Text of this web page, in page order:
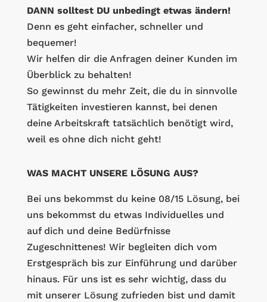
DANN solltest DU unbedingt etwas ändern!
Denn es geht einfacher, schneller und
bequemer!
Wir helfen dir die Anfragen deiner Kunden im
Überblick zu behalten!
So gewinnst du mehr Zeit, die du in sinnvolle
Tätigkeiten investieren kannst, bei denen
deine Arbeitskraft tatsächlich benötigt wird,
weil es ohne dich nicht geht!
WAS MACHT UNSERE LÖSUNG AUS?
Bei uns bekommst du keine 08/15 Lösung, bei
uns bekommst du etwas Individuelles und
auf dich und deine Bedürfnisse
Zugeschnittenes! Wir begleiten dich vom
Erstgespräch bis zur Einführung und darüber
hinaus. Für uns ist es sehr wichtig, dass du
mit unserer Lösung zufrieden bist und damit